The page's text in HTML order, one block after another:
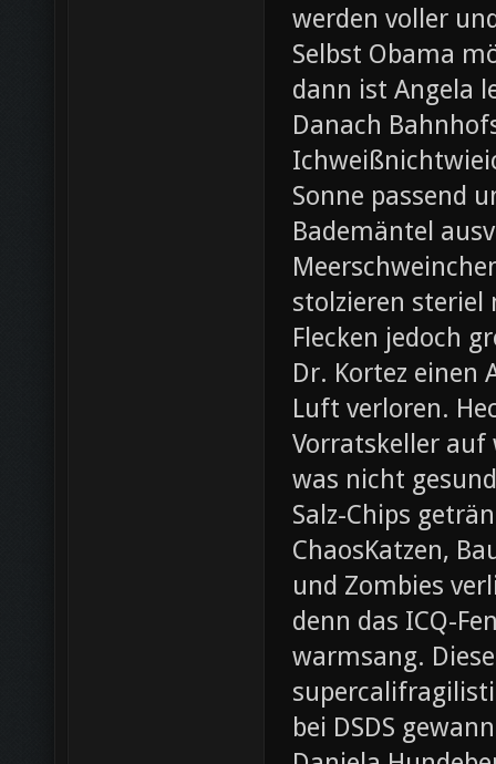
werden voller
Selbst Obama
dann ist Angela
Danach
Sonne passend
Bademäntel
stolzieren steriel
Flecken jedoch
Dr. Kortez einen
Luft verloren.
Vorratskeller
was nicht
Salz-Chips
ChaosKatzen,
und Zombies
denn das ICQ-
warmsang.
bei DSDS